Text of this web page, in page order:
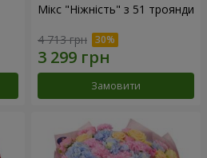
Мікс "Ніжність" з 51 троянди
4 713 грн
Замовити